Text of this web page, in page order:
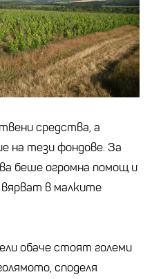
средства, а
на тези фондове. За
беше огромна помощ и
вярват в малките
обаче стоят големи
споделя